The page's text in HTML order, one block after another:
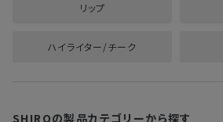
リップ
ハイライター/チーク
SHIROの製品カテゴリーから探す